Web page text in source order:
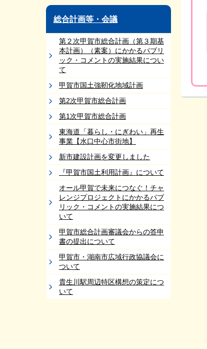
総合計画等・会議
第２次甲賀市総合計画（第３期基
本計画）（素案）にかかるパブリ
ック・コメントの実施結果につい
て
甲賀市国土強靭化地域計画
第2次甲賀市総合計画
第1次甲賀市総合計画
東海道「暮らし・にぎわい」再生
事業【水口中心市街地】
新市建設計画を変更しました
『甲賀市国土利用計画』について
オール甲賀で未来につなぐ！チャ
レンジプロジェクトにかかるパブ
リック・コメントの実施結果につ
いて
甲賀市総合計画審議会からの答申
書の提出について
甲賀市・湖南市広域行政協議会に
ついて
貴生川駅周辺特区構想の策定につ
いて